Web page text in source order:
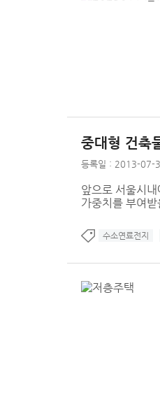
중대형 건축
등록일 : 2013-07-
앞으로 서울시
가중치를 부여
수소연료전지